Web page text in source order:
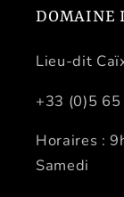
DOMAINE
Lieu-dit
+33 (0)5
Horaires :
Samedi